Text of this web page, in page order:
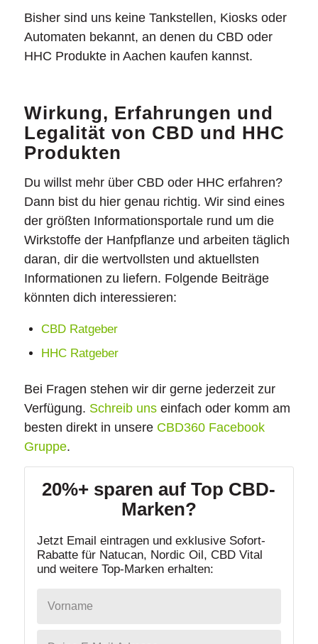
Bisher sind uns keine Tankstellen, Kiosks oder
Automaten bekannt, an denen du CBD oder
HHC Produkte in Aachen kaufen kannst.
Wirkung, Erfahrungen und
Legalität von CBD und HHC
Produkten
Du willst mehr über CBD oder HHC erfahren?
Dann bist du hier genau richtig. Wir sind eines
der größten Informationsportale rund um die
Wirkstoffe der Hanfpflanze und arbeiten täglich
daran, dir die wertvollsten und aktuellsten
Informationen zu liefern. Folgende Beiträge
könnten dich interessieren:
CBD Ratgeber
HHC Ratgeber
Bei Fragen stehen wir dir gerne jederzeit zur
Verfügung. Schreib unseinfach oder komm am
besten direkt in unsere CBD360 Facebook
Gruppe.
20%+ sparen auf Top CBD-
Marken?
Jetzt Email eintragen und exklusive Sofort-
Rabatte für Natucan, Nordic Oil, CBD Vital
und weitere Top-Marken erhalten: